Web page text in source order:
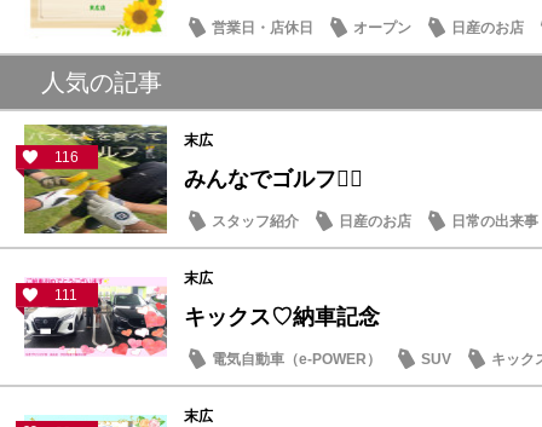
営業日・店休日 オープン 日産のお店
人気の記事
116
末広
みんなでゴルフ🏌️‍♂️
スタッフ紹介 日産のお店 日常の出来事
111
末広
キックス♡納車記念
電気自動車（e-POWER） SUV キック
末広